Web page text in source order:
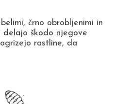
črno obrobljenimi in
delajo škodo njegove
rastline, da